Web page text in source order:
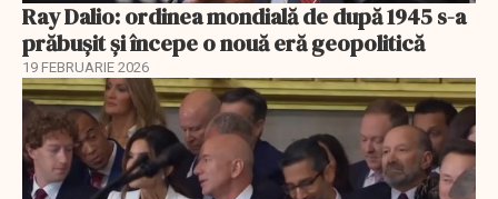
Ray Dalio: ordinea mondială de după 1945 s-a
prăbușit și începe o nouă eră geopolitică
19 FEBRUARIE 2026